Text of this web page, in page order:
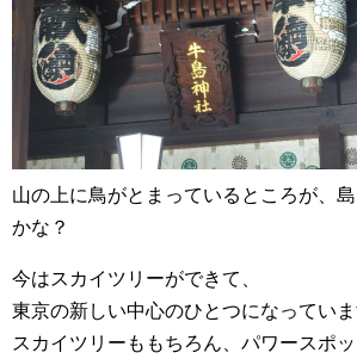
山の上に鳥がとまっているところが、
かな？
今はスカイツリーができて、
東京の新しい中心のひとつになっていま
スカイツリーももちろん、パワースポッ